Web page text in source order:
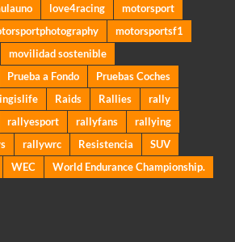
love4racing
motorsport
motorsportsf1
movilidad sostenible
Prueba a Fondo
Pruebas Coches
Raids Rallies
rally
rallyesport rallyfans
rallying
rallywrc Resistencia
SUV
WEC
World Endurance Championship.